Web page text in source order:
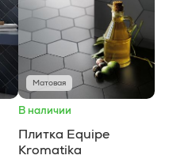
Матовая
В наличии
Плитка Equipe
Kromatika